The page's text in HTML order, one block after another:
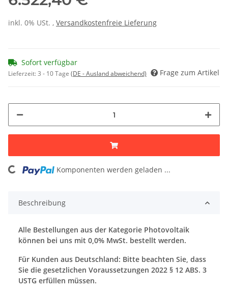
inkl. 0% USt. , Versandkostenfreie Lieferung
Sofort verfügbar
Lieferzeit:3 - 10 Tage (DE - Ausland abweichend) Frage zum Artikel
Komponenten werden geladen ...
Beschreibung
Alle Bestellungen aus der Kategorie Photovoltaik
können bei uns mit 0,0% MwSt. bestellt werden.
Für Kunden aus Deutschland: Bitte beachten Sie, dass
Sie die gesetzlichen Voraussetzungen 2022 § 12 ABS. 3
USTG erfüllen müssen.